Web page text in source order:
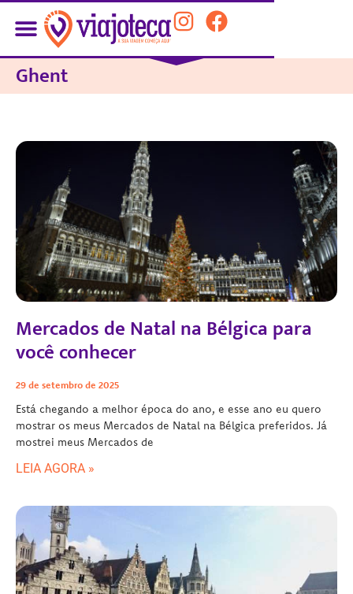
Ghent
Mercados de Natal na Bélgica para
você conhecer
29 de setembro de 2025
Está chegando a melhor época do ano, e esse ano eu quero
mostrar os meus Mercados de Natal na Bélgica preferidos. Já
mostrei meus Mercados de
LEIA AGORA »